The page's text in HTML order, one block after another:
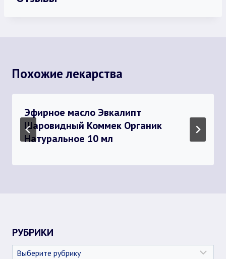
Похожие лекарства
Эфирное масло Эвкалипт
Шаровидный Коммек Органик
Натуральное 10 мл
РУБРИКИ
Рубрики